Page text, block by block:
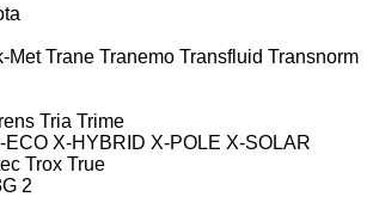
Met Trane Tranemo Transfluid Transnorm
Tria Trime
ECO X-HYBRID X-POLE X-SOLAR
Trox True
2